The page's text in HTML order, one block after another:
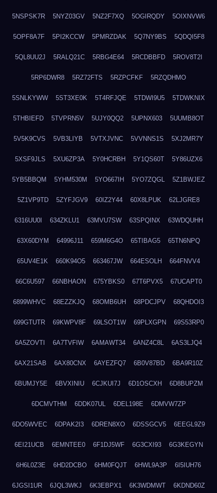
5NSPSK7R 5NYZ03GV 5NZ2F7XQ 5OGIRQDY 5OIXNVW6
5OPF8A7F 5PI2KCCW 5PMRZDAK 5Q7NY9BS 5QDQI5F8
5QL8UU2J 5RALQ21C 5RBG4E64 5RCDBBFD 5ROV8T2I
5RP6DWR8 5RZ72FTS 5RZPCFKF 5RZQDHMO
5SNLKYWW 5ST3XE0K 5T4RFJQE 5TDWI9U5 5TDWKNIX
5THBIEFD 5TVPRN5V 5UJY0QQ2 5UPNX603 5UUMB8OT
5V5K9CVS 5VB3LIYB 5VTXJVNC 5VVNNS1S 5XJ2MR7Y
5XSF9JLS 5XU6ZP3A 5Y0HCRBH 5Y1QS60T 5Y86UZX6
5YB5BBQM 5YHM530M 5YO667IH 5YO7ZQGL 5Z1BWJEZ
5Z1VP9TD 5ZYFJGV9 60IZ2Y44 60X8LPUK 62LJGRE8
6316UU0I 634ZKLU1 63MVU7SW 63SPQINX 63WDQUHH
63X60DYM 64996J11 659M6G4O 65TIBAG5 65TN6NPQ
65UV4E1K 660K94O5 663467JW 664ESOLH 664FNVV4
66C6U597 66NBHAON 675YBKS0 67T6PVX5 67UCAPT0
6899WHVC 68EZZKJQ 68OMB6UH 68PDCJPV 68QHDOI3
699GTUTR 69KWPV8F 69LSOT1W 69PLXGPN 69S53RP0
6A5ZOVTI 6A7TVFIW 6AMAWT34 6ANZ4C8L 6AS3LJQ4
6AX21SAB 6AX80CNX 6AYEZFQ7 6B0V87BD 6BA9R10Z
6BUMJY5E 6BVXINIU 6CJKUI7J 6D1OSCXH 6D8BUPZM
6DCMVTHM 6DDK07UL 6DEL198E 6DMVW7ZP
6DO5WVEC 6DPAK2I3 6DREN8XO 6DSSGCV5 6EEGL9Z9
6EI21UCB 6EMNTEE0 6F1DJ5WF 6G3CXI93 6G3KEGYN
6H6L0Z3E 6HD2DCBO 6HM0FQJT 6HWL9A3P 6I5IUH76
6JGSI1UR 6JQL3WKJ 6K3EBPX1 6K3WDMWT 6KDND60Z